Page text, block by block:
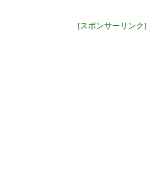
[スポンサーリンク]